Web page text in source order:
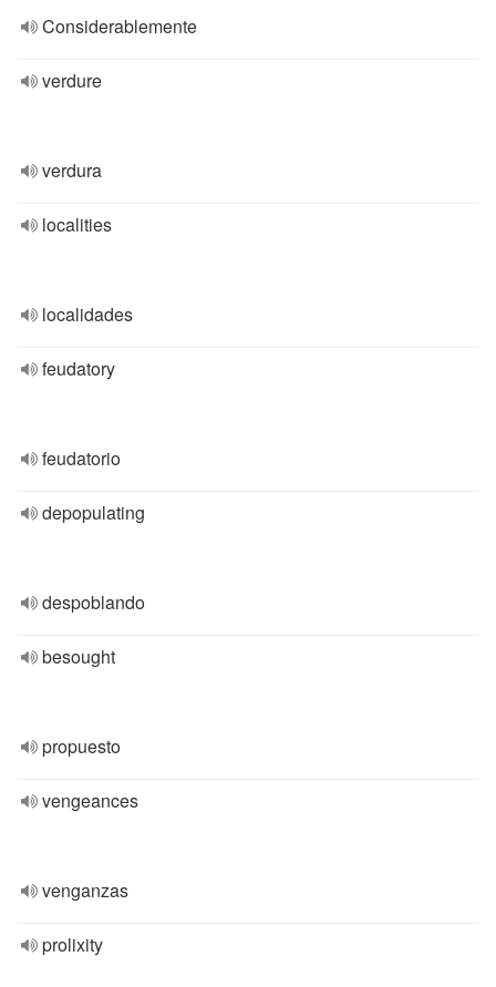
Considerablemente
verdure
verdura
localities
localidades
feudatory
feudatorio
depopulating
despoblando
besought
propuesto
vengeances
venganzas
prolixity